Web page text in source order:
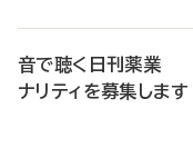
音で聴く日刊薬業
ナリティを募集します